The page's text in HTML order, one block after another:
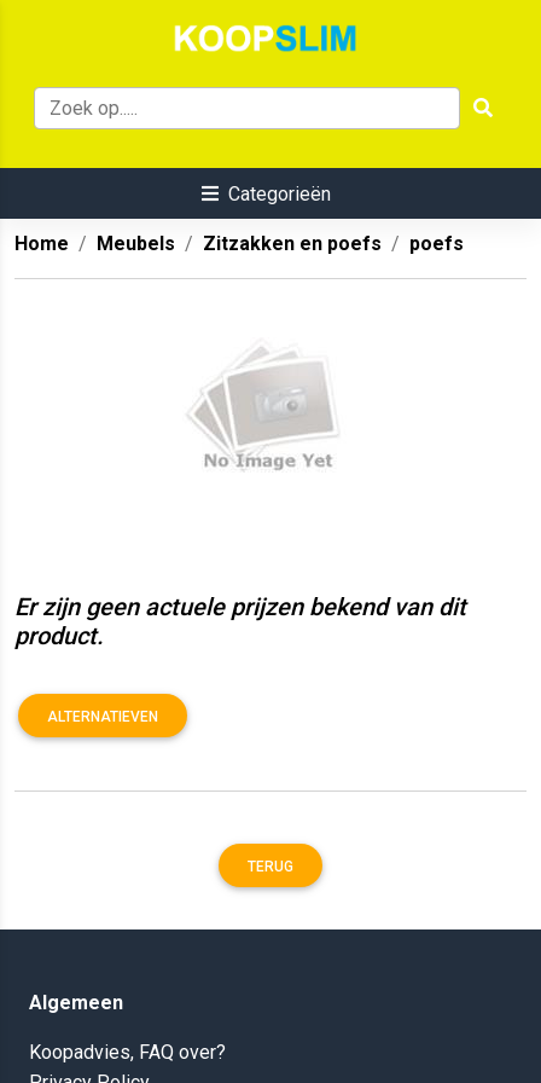
Categorieën
Home Meubels Zitzakken en poefs poefs
Er zijn geen actuele prijzen bekend van dit
product.
ALTERNATIEVEN
TERUG
Algemeen
Koopadvies, FAQ over?